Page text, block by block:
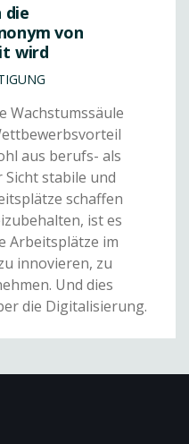
die
von
wird
Wachstumssäule
aus berufs- als
stabile und
schaffen
ist es
Arbeitsplätze im
innovieren, zu
Und dies
die Digitalisierung.